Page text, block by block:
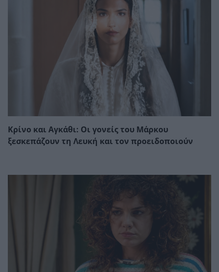
Κρίνο και Αγκάθι: Οι γονείς του Μάρκου
ξεσκεπάζουν τη Λευκή και τον προειδοποιούν